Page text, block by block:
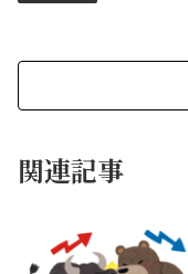
関連記事